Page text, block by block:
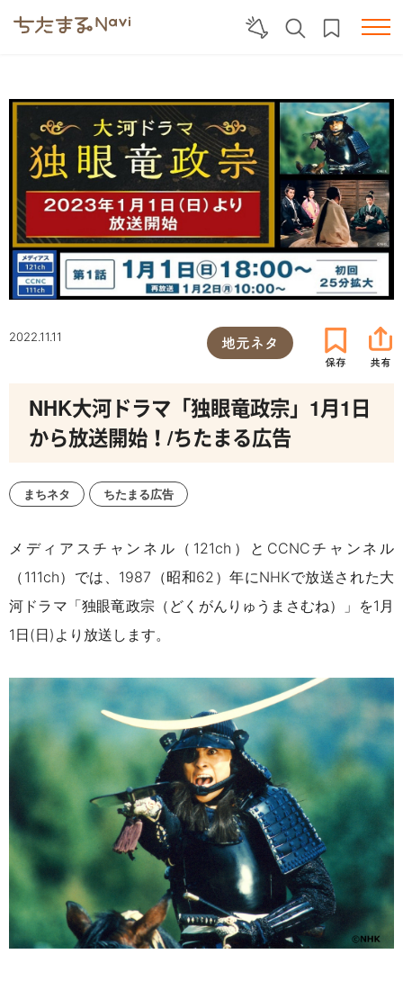
2022.11.11 地元ネタ
NHK大河ドラマ「独眼竜政宗」1月1日
から放送開始！/ちたまる広告
まちネタ ちたまる広告
メディアスチャンネル（ 121ch） と CCNCチャンネル
（ 111ch） では、 1987 （昭和62 ）年にNHKで放送された大
河ドラマ「独眼竜政宗（どくがんりゅうまさむね）」を1 月
1 日(日) より放送します。